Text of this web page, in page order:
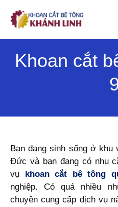
đến
Khoan cắt
Bạn đang sinh sống ở khu
Đức và bạn đang có nhu
vụ khoan cắt bê tông
nghiệp. Có quá nhiều
chuyên cung cấp dịch vụ